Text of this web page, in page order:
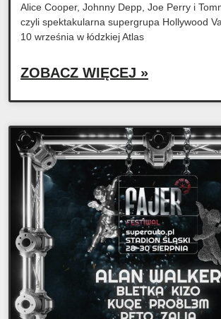
Alice Cooper, Johnny Depp, Joe Perry i
czyli spektakularna supergrupa Hollywood
10 września w łódzkiej Atlas
ZOBACZ WIĘCEJ »